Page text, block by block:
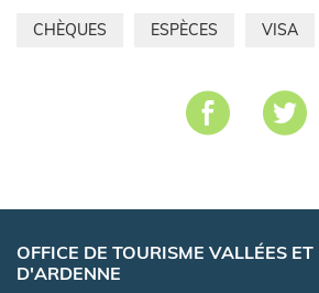
CHÈQUES ESPÈCES VISA
OFFICE DE TOURISME VALLÉES
D'ARDENNE